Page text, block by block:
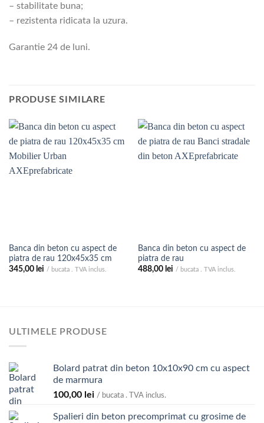
– stabilitate buna;
– rezistenta ridicata la uzura.
Garantie 24 de luni.
PRODUSE SIMILARE
Banca din beton cu aspect de
piatra de rau 120x45x35 cm
345,00 lei / bucata . TVA inclus.
Banca din beton cu aspect de
piatra de rau
488,00 lei / bucata . TVA inclus.
ULTIMELE PRODUSE
Bolard patrat din beton 10x10x90 cm cu aspect
de marmura
100,00 lei / bucata . TVA inclus.
Spalieri din beton precomprimat cu grosime de